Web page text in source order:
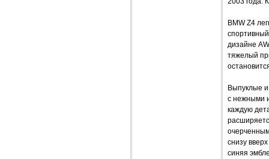
BMW Z4
дизайне
тяжелый
Выпуклые
с нежными
каждую
снизу
синяя